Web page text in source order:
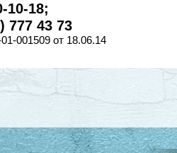
10-18;
777 43 73
001509 от 18.06.14